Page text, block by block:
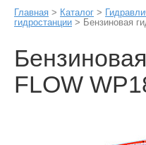
Главная > Каталог >
гидростанции > Бензиновая
FLOW